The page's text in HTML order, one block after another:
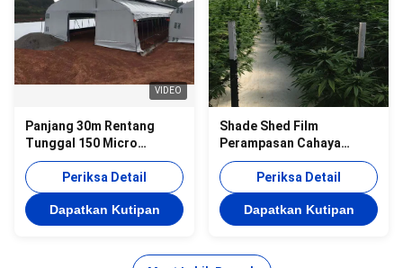
VIDEO
Panjang 30m Rentang
Tunggal 150 Micro
Polyethylene Film
Greenhouse Light
Deprivation Blackout
Greenhouse
Periksa Detail
Dapatkan Kutipan
Shade Shed Film
Perampasan Cahaya
Rumah Kaca Tahan Air
Untuk Pertanian
Periksa Detail
Dapatkan Kutipan